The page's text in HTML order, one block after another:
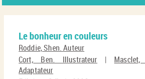
Le bonheur en couleurs
Roddie, Shen. Auteur
Cort, Ben. Illustrateur |
Adaptateur